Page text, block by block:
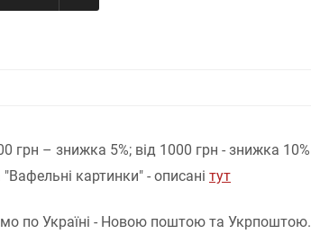
грн – знижка 5%; від 1000 грн - знижка 10%
картинки" - описані тут
по Україні - Новою поштою та Укрпоштою.